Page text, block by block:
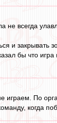
всегда
и
бы что
играем. По
когда